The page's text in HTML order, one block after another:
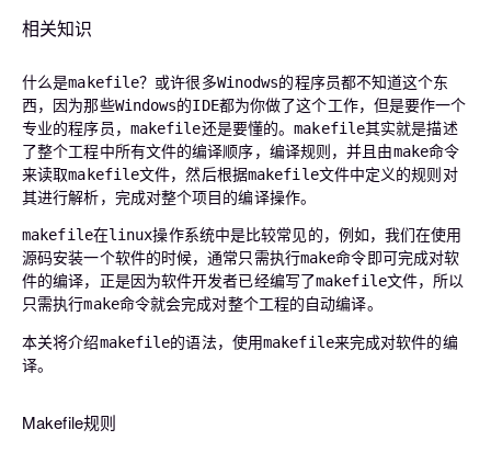
相关知识
什么是makefile？或许很多Winodws的程序员都不知道这个东
西，因为那些Windows的IDE都为你做了这个工作，但是要作一个
专业的程序员， makefile还是要懂的。makefile其实就是描述
了整个工程中所有文件的编译顺序，编译规则，并且由make命令
来读取makefile文件，然后根据makefile文件中定义的规则对
其进行解析，完成对整个项目的编译操作。
makefile在linux操作系统中是比较常见的，例如，我们在使用
源码安装一个软件的时候，通常只需执行make命令即可完成对软
件的编译，正是因为软件开发者已经编写了makefile文件，所以
只需执行make命令就会完成对整个工程的自动编译。
本关将介绍makefile的语法，使用makefile来完成对软件的编
译。
Makefile规则